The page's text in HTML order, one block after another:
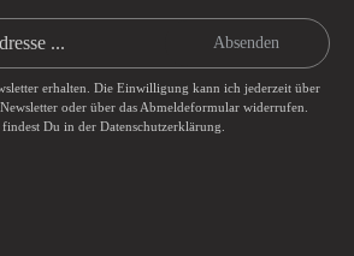
Absenden
erhalten. Die Einwilligung kann ich jederzeit über
oder über das Abmeldeformularwiderrufen.
Du in der Datenschutzerklärung